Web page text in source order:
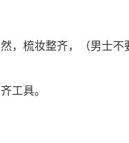
，梳妆整齐，（男士
工具。